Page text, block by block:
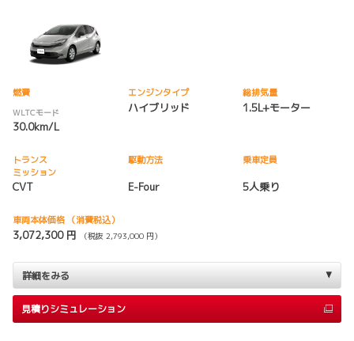
燃費
WLTCモード
30.0km/L
エンジンタイプ
ハイブリッド
総排気量
1.5L+モーター
トランス
ミッション
CVT
駆動方法
E-Four
乗車定員
5人乗り
車両本体価格 （消費税込）
3,072,300 円 （税抜 2,793,000 円）
詳細をみる
見積りシミュレーション